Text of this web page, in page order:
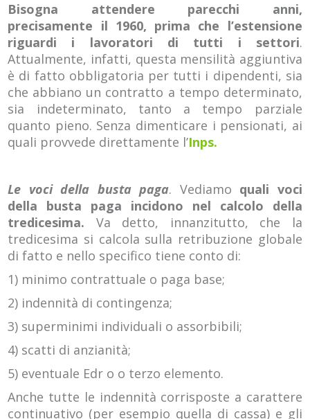
Bisogna attendere parecchi anni,
precisamente il 1960, prima che l’estensione
riguardi i lavoratori di tutti i settori.
Attualmente, infatti, questa mensilità aggiuntiva
è di fatto obbligatoria per tutti i dipendenti, sia
che abbiano un contratto a tempo determinato,
sia indeterminato, tanto a tempo parziale
quanto pieno. Senza dimenticare i pensionati, ai
quali provvede direttamente l’Inps.
Le voci della busta paga. Vediamo quali voci
della busta paga incidono nel calcolo della
tredicesima. Va detto, innanzitutto, che la
tredicesima si calcola sulla retribuzione globale
di fatto e nello specifico tiene conto di:
1) minimo contrattuale o paga base;
2) indennità di contingenza;
3) superminimi individuali o assorbibili;
4) scatti di anzianità;
5) eventuale Edr o o terzo elemento.
Anche tutte le indennità corrisposte a carattere
continuativo (per esempio quella di cassa) e gli